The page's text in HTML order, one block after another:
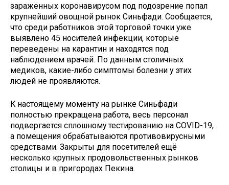
заражённых коронавирусом под подозрение попал
крупнейший овощной рынок Синьфади. Сообщается,
что среди работников этой торговой точки уже
выявлено 45 носителей инфекции, которые
переведены на карантин и находятся под
наблюдением врачей. По данным столичных
медиков, какие-либо симптомы болезни у этих
людей не проявляются.
К настоящему моменту на рынке Синьфади
полностью прекращена работа, весь персонал
подвергается сплошному тестированию на COVID-19,
а помещения обрабатываются противовирусными
средствами. Закрыты для посетителей ещё
несколько крупных продовольственных рынков
столицы и в пригородах Пекина.